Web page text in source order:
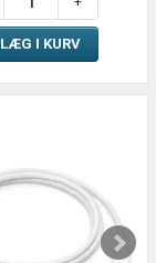
LÆG I KURV